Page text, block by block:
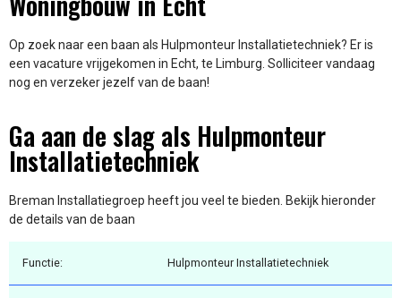
Op zoek naar een baan als Hulpmonteur Installatietechniek? Er is
een vacature vrijgekomen in Echt, te Limburg. Solliciteer vandaag
nog en verzeker jezelf van de baan!
Ga aan de slag als Hulpmonteur
Installatietechniek
Breman Installatiegroep heeft jou veel te bieden. Bekijk hieronder
de details van de baan
Functie: Hulpmonteur Installatietechniek